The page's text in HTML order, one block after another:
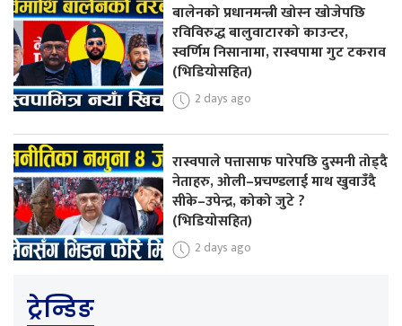
बालेनको प्रधानमन्त्री खोस्न खोजेपछि
रविविरुद्ध बालुवाटारको काउन्टर,
स्वर्णिम निसानामा, रास्वपामा गुट टकराव
(भिडियोसहित)
2 days ago
रास्वपाले पत्तासाफ पारेपछि दुस्मनी तोड्दै
नेताहरु, ओली–प्रचण्डलाई माथ खुवाउँदै
सीके–उपेन्द्र, कोको जुटे ?
(भिडियोसहित)
2 days ago
ट्रेन्डिङ